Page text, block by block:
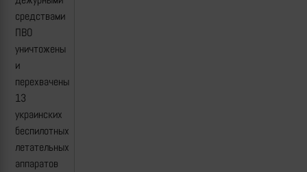
средствами
ПВО
уничтожены
и
перехвачены
13
украинских
беспилотных
летательных
аппаратов